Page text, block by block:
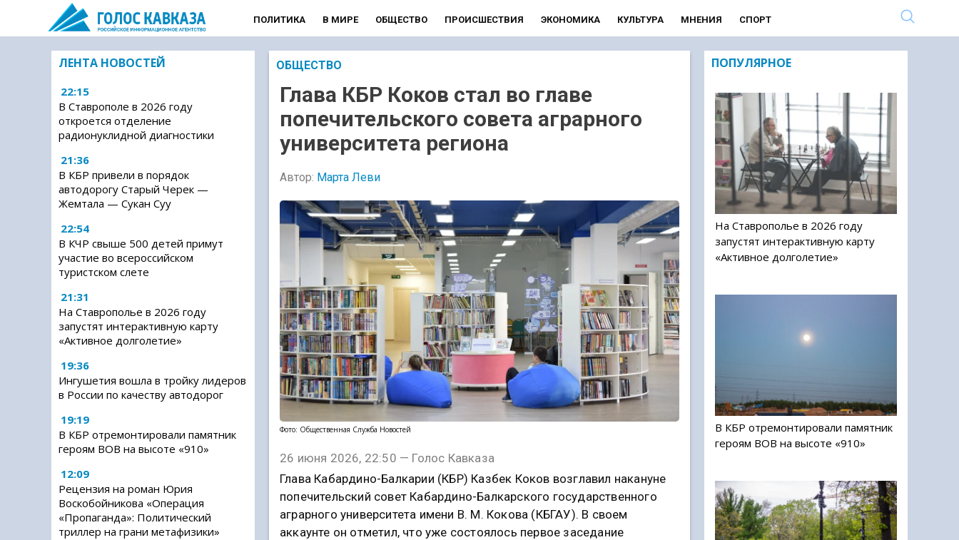
ПОЛИТИКА В МИРЕ ОБЩЕСТВО ПРОИСШЕСТВИЯ ЭКОНОМИКА КУЛЬТУРА МНЕНИЯ СПОРТ
ЛЕНТА НОВОСТЕЙ
22:15
В Ставрополе в 2026 году
откроется отделение
радионуклидной диагностики
21:36
В КБР привели в порядок
автодорогу Старый Черек —
Жемтала — Сукан Суу
22:54
В КЧР свыше 500 детей примут
участие во всероссийском
туристском слете
21:31
На Ставрополье в 2026 году
запустят интерактивную карту
«Активное долголетие»
19:36
Ингушетия вошла в тройку лидеров
в России по качеству автодорог
19:19
В КБР отремонтировали памятник
героям ВОВ на высоте «910»
12:09
Рецензия на роман Юрия
Воскобойникова «Операция
«Пропаганда»: Политический
триллер на грани метафизики»
ОБЩЕСТВО
Глава КБР Коков стал во главе
попечительского совета аграрного
университета региона
Автор: Марта Леви
Фото: Общественная Служба Новостей
26 июня 2026, 22:50 — Голос Кавказа
Глава Кабардино-Балкарии (КБР) Казбек Коков возглавил накануне
попечительский совет Кабардино-Балкарского государственного
аграрного университета имени В. М. Кокова (КБГАУ). В своем
аккаунте он отметил, что уже состоялось первое заседание
ПОПУЛЯРНОЕ
На Ставрополье в 2026 году
запустят интерактивную карту
«Активное долголетие»
В КБР отремонтировали памятник
героям ВОВ на высоте «910»